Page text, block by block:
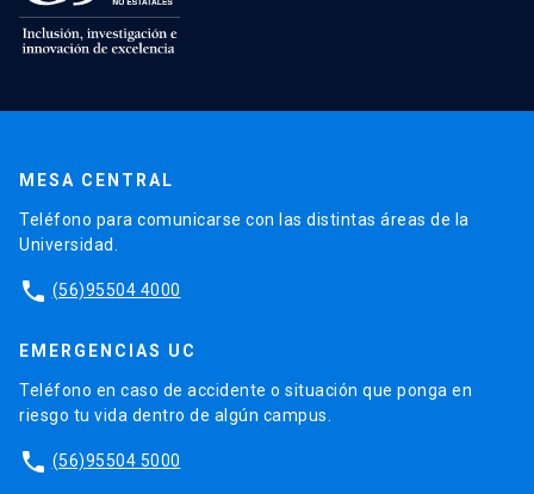
MESA CENTRAL
Teléfono para comunicarse con las distintas áreas de la
Universidad.
phone (56)95504 4000
EMERGENCIAS UC
Teléfono en caso de accidente o situación que ponga en
riesgo tu vida dentro de algún campus.
phone (56)95504 5000